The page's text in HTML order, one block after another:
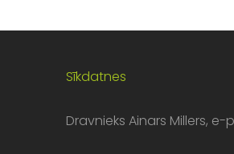
Sīkdatnes
Dravnieks Ainars Millers, e-